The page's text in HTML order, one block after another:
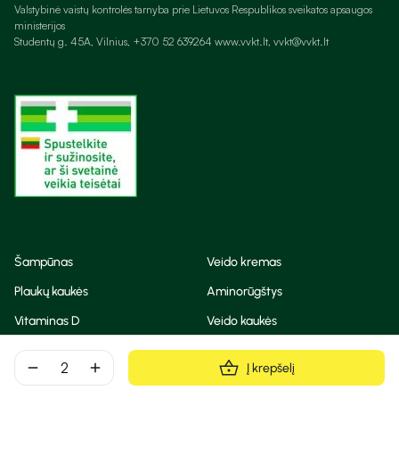
remove add Į krepšelį
Valstybinė vaistų kontrolės tarnyba prie Lietuvos Respublikos sveikatos apsaugos
ministerijos
Studentų g. 45A, Vilnius, +370 52 639264 www.vvkt.lt, vvkt@vvkt.lt
Šampūnas
Veido kremas
Plaukų kaukės
Aminorūgštys
Vitaminas D
Veido kaukės
Korėjietiška kosmetika
Eteriniai aliejai
Dezodorantas
BB ir CC kremas